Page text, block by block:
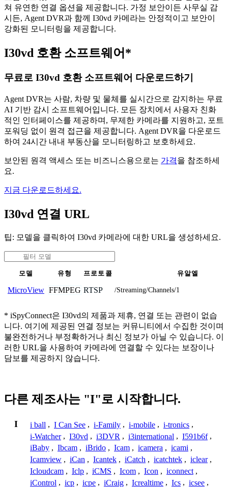
쳐 유연한 연결 옵션을 제공합니다. 가정 보안이든 사무실 감
시든, Agent DVR과 함께 I30vd 카메라는 안정적이고 보안이
강화된 모니터링을 제공합니다.
I30vd 호환 소프트웨어*
무료로 I30vd 호환 소프트웨어 다운로드하기
Agent DVR는 사람, 차량 및 물체를 실시간으로 감지하는 무료
AI 기반 감시 소프트웨어입니다. 모든 장치에서 사용자 친화
적인 인터페이스를 제공하며, 무제한 카메라를 지원하고, 포트
포워딩 없이 원격 접근을 제공합니다. Agent DVR을 다운로드
하여 24시간 내내 부동산을 모니터링하고 보호하세요.
보안된 원격 액세스 또는 비즈니스용으로는 가격을 참조하세
요.
지금 다운로드하세요.
I30vd 연결 URL
팁: 모델을 클릭하여 I30vd 카메라에 대한 URL을 생성하세요.
모델 유형 프로토콜 유알엘
MicroView FFMPEG RTSP /Streaming/Channels/1
* iSpyConnect은 I30vd의 제품과 제휴, 연결 또는 관련이 없습
니다. 여기에 제공된 연결 정보는 커뮤니티에서 수집한 것이며
불완전하거나 부정확하거나 최신 정보가 아닐 수 있습니다. 이
러한 URL을 사용하여 카메라에 연결할 수 있다는 보장이나
담보를 제공하지 않습니다.
다른 제조사는 "I"로 시작합니다.
I i ball , I Can See , i-Family , i-mobile , i-tronics ,
i-Watcher , I30vd , i3DVR , i3international , I591b6f ,
iBaby , Ibcam , iBrido , Icam , icamera , icami ,
Icamview , iCan , Icantek , iCatch , icatchtek , iclear ,
Icloudcam , Iclp , iCMS , Icom , Icon , iconnect ,
iControl , icp , icpe , iCraig , Icrealtime , Ics , icsee ,